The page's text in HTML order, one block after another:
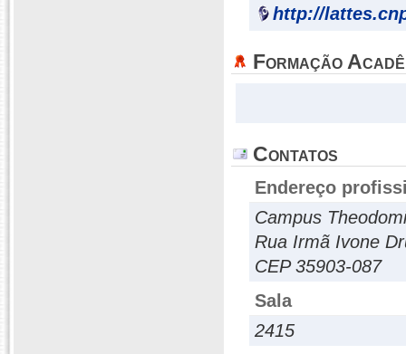
http://
Formação
Contatos
Endereço
Campus
Rua Irmã Ivone
CEP 35903-087
Sala
2415